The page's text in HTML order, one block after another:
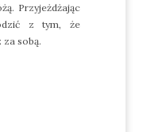
Przyjeżdżając
z tym, że
sobą.